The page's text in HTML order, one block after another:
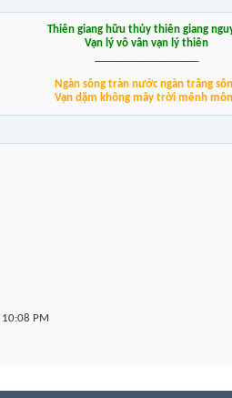
Thiên giang hữu thủy thiên giang
Vạn lý vô vân vạn lý thiên
Ngàn sông tràn nước ngàn trăng
Vạn dặm không mây trời mênh
10:08 PM